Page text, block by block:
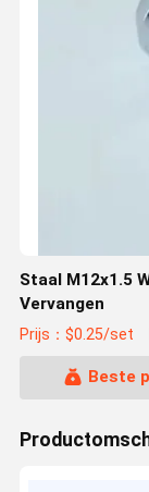
Staal M12x1.5
Vervangen
Prijs：$0.25/set
Beste